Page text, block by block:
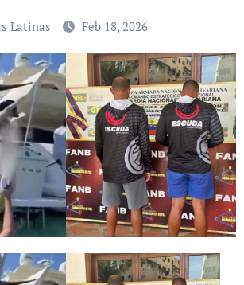
Latinas Feb 18, 2026